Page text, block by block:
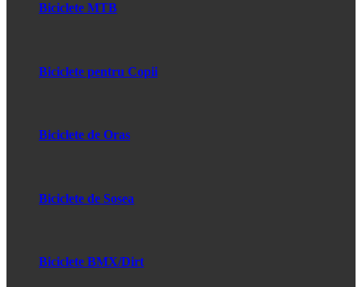
Biciclete MTB
Biciclete pentru Copii
Biciclete de Oras
Biciclete de Sosea
Biciclete BMX/Dirt